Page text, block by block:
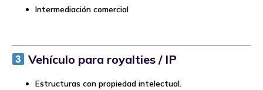
Intermediación comercial
Vehículo para royalties / IP
Estructuras con propiedad intelectual.